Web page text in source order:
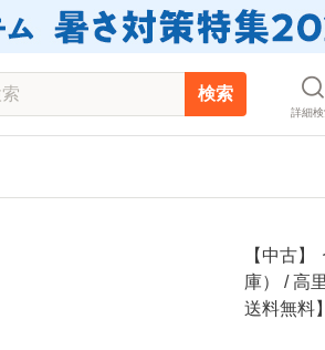
検索
詳細
【中古
庫） / 高
送料無料】